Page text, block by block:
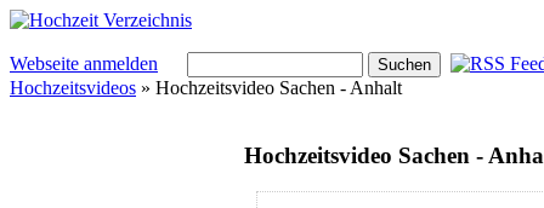
Webseite anmelden
Hochzeitsvideos » Hochzeitsvideo Sachen - Anhalt
Hochzeitsvideo Sachen -